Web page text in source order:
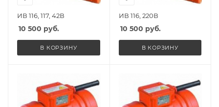
ИВ 116, 117, 42В
10 500 руб.
В КОРЗИНУ
ИВ 116, 220В
10 500 руб.
В КОРЗИНУ